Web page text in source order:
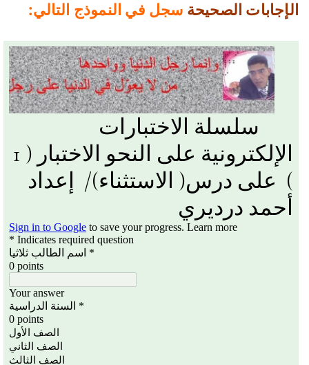
الإجابات الصحيحة سجل في النموذج التالي: